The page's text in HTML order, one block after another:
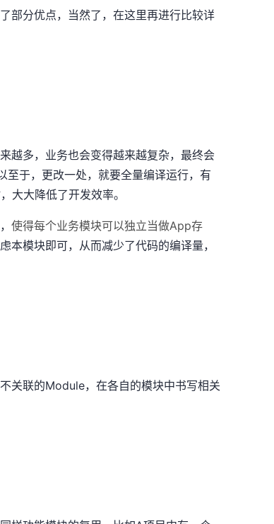
部分优点，当然了，在这里再进行比较详
越多，业务也会变得越来越复杂，最终会
于，更改一处，就要全量编译运行，有
大大降低了开发效率。
使得每个业务模块可以独立当做App存
本模块即可，从而减少了代码的编译量，
关联的Module，在各自的模块中书写相关